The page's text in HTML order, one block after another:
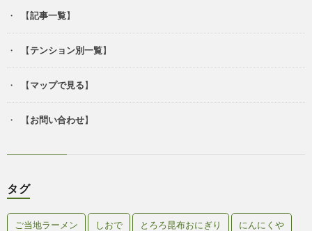
【記事一覧】
【テンション別一覧】
【マップで見る】
【お問い合わせ】
タグ
ご当地ラーメン しおで とろろ昆布おにぎり にんにくや